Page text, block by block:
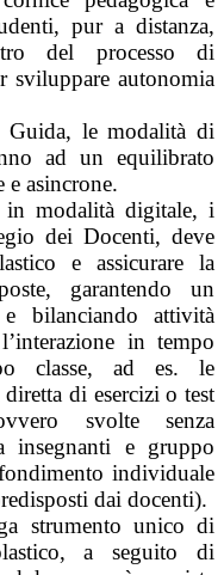
pur a distanza,
del processo di
sviluppare autonomia
Guida, le modalità di
ad un equilibrato
asincrone.
in modalità digitale, i
dei Docenti, deve
e assicurare la
garantendo un
bilanciando attività
in tempo
classe, ad es. le
di esercizi o test
svolte senza
insegnanti e gruppo
individuale
dai docenti).
strumento unico di
a seguito di